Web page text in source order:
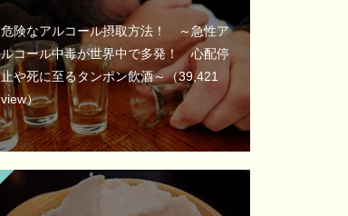
危険なアルコール摂取方法！ ～急性ア
ルコール中毒が世界中で多発！ 心配停
止や死に至るタンポン飲酒～（39,421
view）